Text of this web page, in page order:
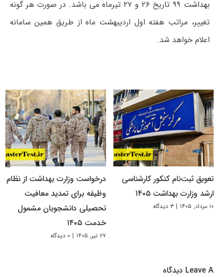
بهداشت ۹۹
تاریخ ۲۶ و ۲۷ تیرماه می باشد. در صورت هر گونه
تغییر، مراتب هفته اول اردیبهشت ماه از طریق همین سامانه
اعلام خواهد شد.
تعویق ثبت‌نام کنکور کارشناسی
ارشد وزارت بهداشت ۱۴۰۵
۱۰ مرداد, ۱۴۰۵ | ۳ دیدگاه
درخواست وزارت بهداشت از نظام
وظیفه برای تمدید معافیت
تحصیلی دانشجویان مشمول
خدمت ۱۴۰۵
۲۷ تیر, ۱۴۰۵ | ۰ دیدگاه
Leave A دیدگاه